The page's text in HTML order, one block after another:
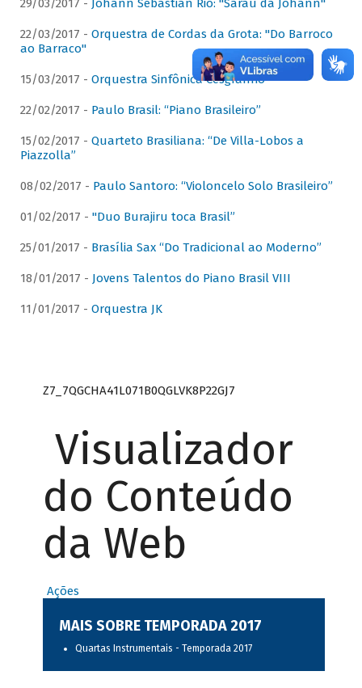
29/03/2017 - Johann Sebastian Rio: "Sarau da Johann"
22/03/2017 - Orquestra de Cordas da Grota: "Do Barroco
ao Barraco"
15/03/2017 - Orquestra Sinfônica Cesgranrio
22/02/2017 - Paulo Brasil: “Piano Brasileiro”
15/02/2017 - Quarteto Brasiliana: “De Villa-Lobos a
Piazzolla”
08/02/2017 - Paulo Santoro: “Violoncelo Solo Brasileiro”
01/02/2017 - "Duo Burajiru toca Brasil”
25/01/2017 - Brasília Sax “Do Tradicional ao Moderno”
18/01/2017 - Jovens Talentos do Piano Brasil VIII
11/01/2017 - Orquestra JK
Z7_7QGCHA41L071B0QGLVK8P22GJ7
Visualizador
do Conteúdo
da Web
Ações
MAIS SOBRE TEMPORADA 2017
Quartas Instrumentais - Temporada 2017